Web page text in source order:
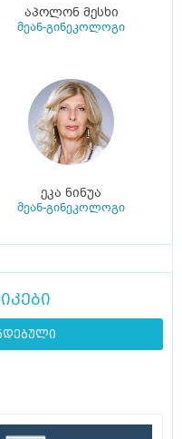
აპოლონ მესხი
მეან-გინეკოლოგი
ეკა ნინუა
მეან-გინეკოლოგი